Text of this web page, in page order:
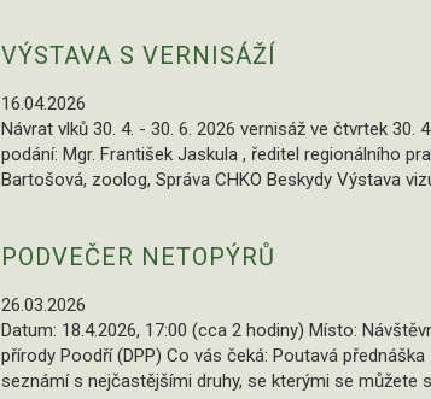
VÝSTAVA S VERNISÁŽÍ
16.04.2026
Návrat vlků 30. 4. - 30. 6. 2026 vernisáž ve čtvrtek 30.
podání: Mgr. František Jaskula , ředitel regionálního
Bartošová, zoolog, Správa CHKO Beskydy Výstava
PODVEČER NETOPÝRŮ
26.03.2026
Datum: 18.4.2026, 17:00 (cca 2 hodiny) Místo:
přírody Poodří (DPP) Co vás čeká: Poutavá
seznámí s nejčastějšími druhy, se kterými se můžete